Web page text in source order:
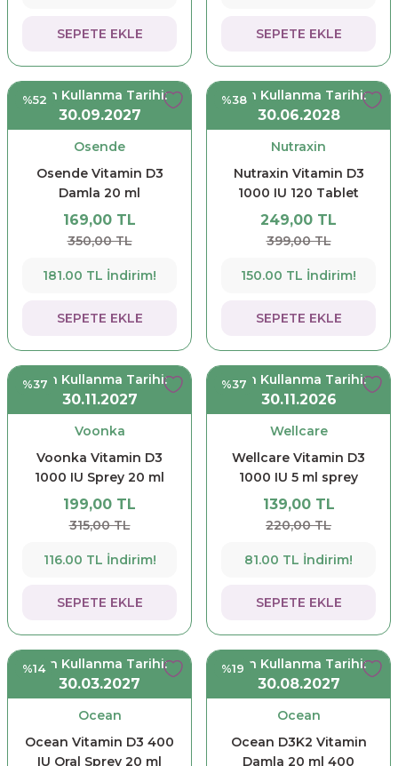
SEPETE EKLE SEPETE EKLE
%52Son Kullanma Tarihi:
30.09.2027
Osende
Osende Vitamin D3
Damla 20 ml
169,00 TL
350,00 TL
181.00 TL İndirim!
SEPETE EKLE
%38Son Kullanma Tarihi:
30.06.2028
Nutraxin
Nutraxin Vitamin D3
1000 IU 120 Tablet
249,00 TL
399,00 TL
150.00 TL İndirim!
SEPETE EKLE
%37Son Kullanma Tarihi:
30.11.2027
Voonka
Voonka Vitamin D3
1000 IU Sprey 20 ml
199,00 TL
315,00 TL
116.00 TL İndirim!
SEPETE EKLE
%37Son Kullanma Tarihi:
30.11.2026
Wellcare
Wellcare Vitamin D3
1000 IU 5 ml sprey
139,00 TL
220,00 TL
81.00 TL İndirim!
SEPETE EKLE
%14Son Kullanma Tarihi:
30.03.2027
Ocean
Ocean Vitamin D3 400
IU Oral Sprey 20 ml
%19Son Kullanma Tarihi:
30.08.2027
Ocean
Ocean D3K2 Vitamin
Damla 20 ml 400